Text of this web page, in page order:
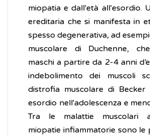
miopatia e dall'età all'esordio.
ereditaria che si manifesta in
spesso degenerativa, ad
muscolare di Duchenne,
maschi a partire da 2-4 anni
indebolimento dei muscoli
distrofia muscolare di Becker
esordio nell'adolescenza e
Tra le malattie muscolari
miopatie infiammatorie sono le